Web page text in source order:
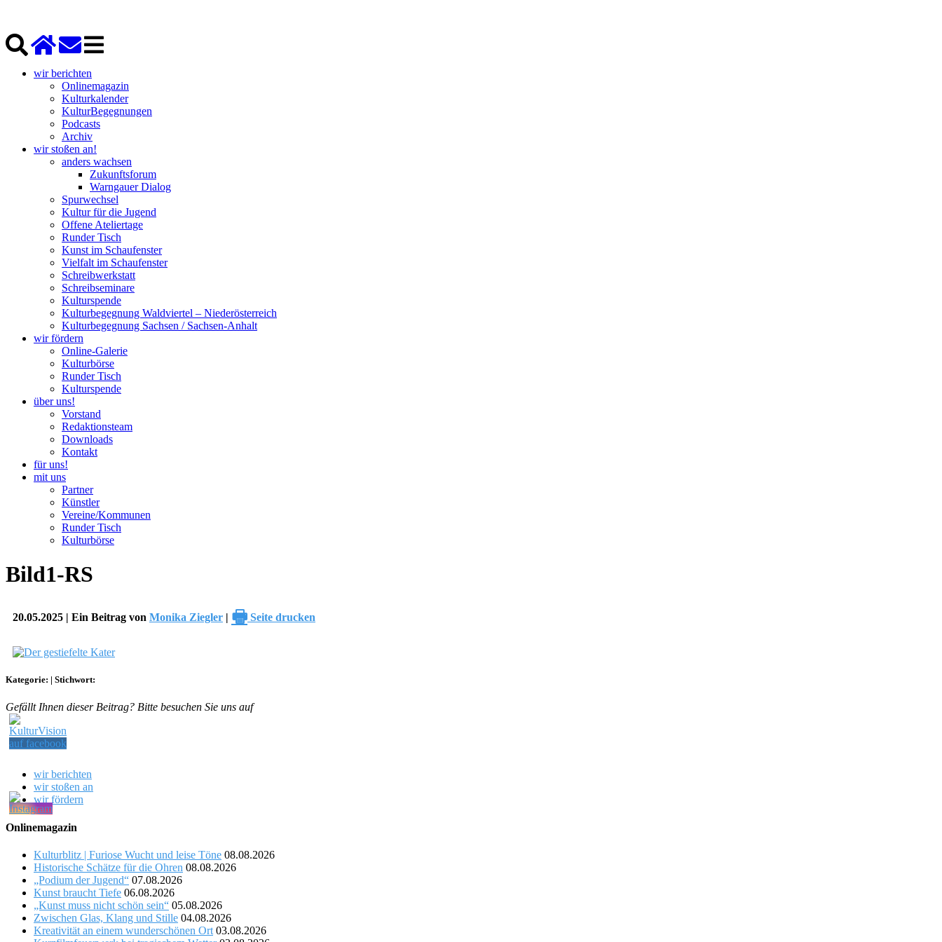
wir berichten
Onlinemagazin
Kulturkalender
KulturBegegnungen
Podcasts
Archiv
wir stoßen an!
anders wachsen
Zukunftsforum
Warngauer Dialog
Spurwechsel
Kultur für die Jugend
Offene Ateliertage
Runder Tisch
Kunst im Schaufenster
Vielfalt im Schaufenster
Schreibwerkstatt
Schreibseminare
Kulturspende
Kulturbegegnung Waldviertel – Niederösterreich
Kulturbegegnung Sachsen / Sachsen-Anhalt
wir fördern
Online-Galerie
Kulturbörse
Runder Tisch
Kulturspende
über uns!
Vorstand
Redaktionsteam
Downloads
Kontakt
für uns!
mit uns
Partner
Künstler
Vereine/Kommunen
Runder Tisch
Kulturbörse
Bild1-RS
20.05.2025 | Ein Beitrag von Monika Ziegler | 🖶 Seite drucken
Kategorie: | Stichwort:
Gefällt Ihnen dieser Beitrag? Bitte besuchen Sie uns auf
wir berichten
wir stoßen an
wir fördern
Onlinemagazin
Kulturblitz | Furiose Wucht und leise Töne 08.08.2026
Historische Schätze für die Ohren 08.08.2026
„Podium der Jugend“ 07.08.2026
Kunst braucht Tiefe 06.08.2026
„Kunst muss nicht schön sein“ 05.08.2026
Zwischen Glas, Klang und Stille 04.08.2026
Kreativität an einem wunderschönen Ort 03.08.2026